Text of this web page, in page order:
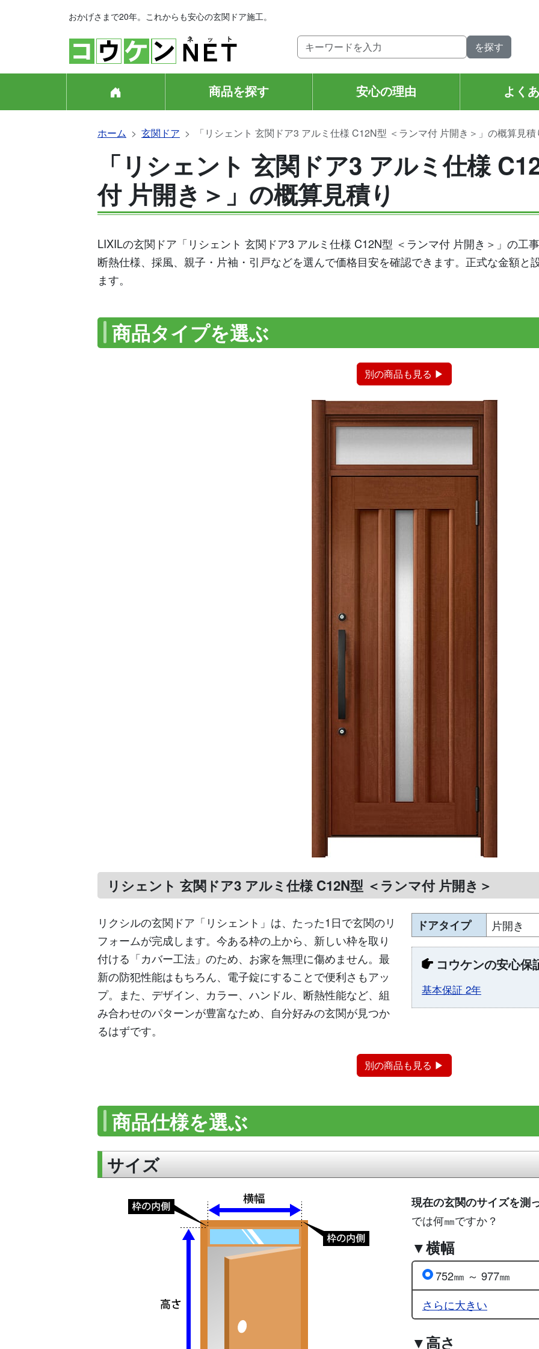
おかげさまで20年。これからも安心の玄関ドア施工。
商品を探す 安心の理由 よく
ホーム 玄関ドア 「リシェント 玄関ドア3 アルミ仕様 C12N型 ＜ランマ付 片開き＞」の概算見積
「リシェント 玄関ドア3 アルミ仕様
付 片開き＞」の概算見積り
LIXILの玄関ドア「リシェント 玄関ドア3 アルミ仕様 C12N型 ＜ランマ付 片開き＞」の工
断熱仕様、採風、親子・片袖・引戸などを選んで価格目安を確認できます。正式な金額と
ます。
商品タイプを選ぶ
別の商品も見る ▶
リシェント 玄関ドア3 アルミ仕様 C12N型 ＜ランマ付 片開き＞
リクシルの玄関ドア「リシェント」は、たった1日で玄関のリ
フォームが完成します。今ある枠の上から、新しい枠を取り
付ける「カバー工法」のため、お家を無理に傷めません。最
新の防犯性能はもちろん、電子錠にすることで便利さもアッ
プ。また、デザイン、カラー、ハンドル、断熱性能など、組
み合わせのパターンが豊富なため、自分好みの玄関が見つか
るはずです。
ドアタイプ 片開き
コウケンの安心保
基本保証 2年
別の商品も見る ▶
商品仕様を選ぶ
サイズ
現在の玄関のサイズを測
では何㎜ですか？
▼横幅
752㎜ ～ 977㎜
さらに大きい
▼高さ